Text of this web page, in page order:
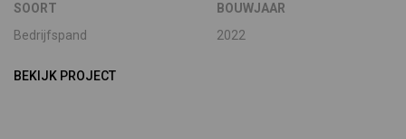
SOORT
Bedrijfspand
BOUWJAAR
2022
BEKIJK PROJECT